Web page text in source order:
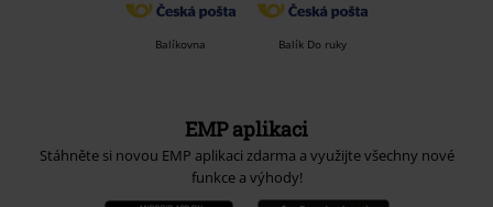
Balíkovna Balík Do ruky
EMP aplikaci
Stáhněte si novou EMP aplikaci zdarma a využijte všechny nové
funkce a výhody!